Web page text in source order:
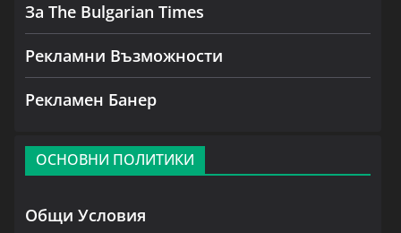
За The Bulgarian Times
Рекламни Възможности
Рекламен Банер
ОСНОВНИ ПОЛИТИКИ
Общи Условия